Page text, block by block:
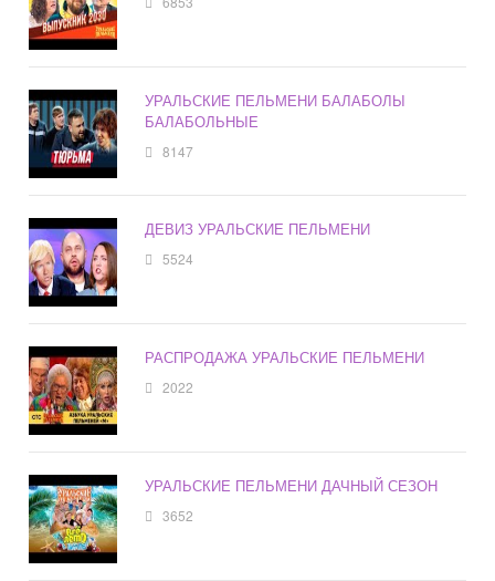
УРАЛЬСКИЕ ПЕЛЬМЕНИ БАЛАБОЛЫ
БАЛАБОЛЬНЫЕ
8147
ДЕВИЗ УРАЛЬСКИЕ ПЕЛЬМЕНИ
5524
РАСПРОДАЖА УРАЛЬСКИЕ ПЕЛЬМЕНИ
2022
УРАЛЬСКИЕ ПЕЛЬМЕНИ ДАЧНЫЙ СЕЗОН
3652